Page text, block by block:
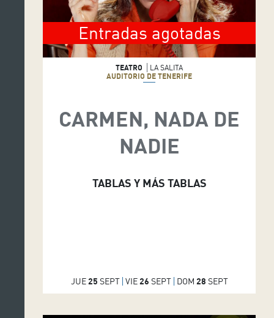
Entradas agotadas
TEATRO
LA SALITA
AUDITORIO DE TENERIFE
CARMEN, NADA DE
NADIE
TABLAS Y MÁS TABLAS
JUE25 SEPT VIE26 SEPT DOM 28 SEPT